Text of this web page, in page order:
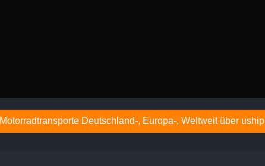
Motorradtransporte Deutschland-, Europa-, Weltweit über uship